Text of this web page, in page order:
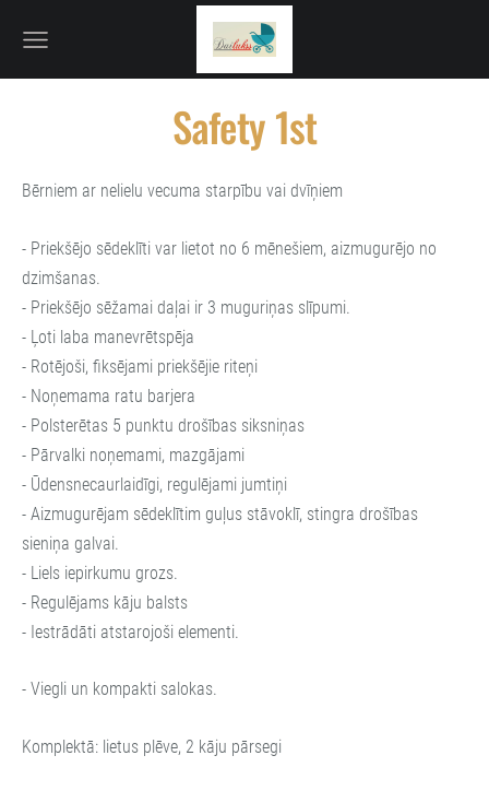
Safety 1st
Bērniem ar nelielu vecuma starpību vai dvīņiem
- Priekšējo sēdeklīti var lietot no 6 mēnešiem, aizmugurējo no
dzimšanas.
- Priekšējo sēžamai daļai ir 3 muguriņas slīpumi.
- Ļoti laba manevrētspēja
- Rotējoši, fiksējami priekšējie riteņi
- Noņemama ratu barjera
- Polsterētas 5 punktu drošības siksniņas
- Pārvalki noņemami, mazgājami
- Ūdensnecaurlaidīgi, regulējami jumtiņi
- Aizmugurējam sēdeklītim guļus stāvoklī, stingra drošības
sieniņa galvai.
- Liels iepirkumu grozs.
- Regulējams kāju balsts
- Iestrādāti atstarojoši elementi.
- Viegli un kompakti salokas.
Komplektā: lietus plēve, 2 kāju pārsegi